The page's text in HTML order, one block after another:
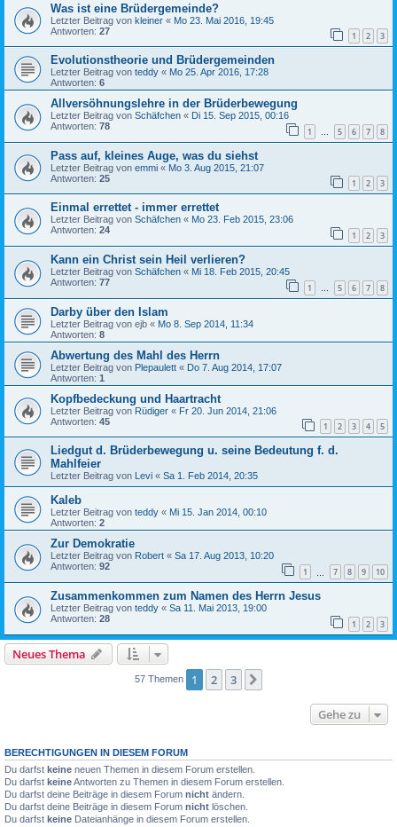
Was ist eine Brüdergemeinde?
Letzter Beitrag von kleiner « Mo 23. Mai 2016, 19:45
Antworten: 27 1 2 3
Evolutionstheorie und Brüdergemeinden
Letzter Beitrag von teddy « Mo 25. Apr 2016, 17:28
Antworten: 6
Allversöhnungslehre in der Brüderbewegung
Letzter Beitrag von Schäfchen « Di 15. Sep 2015, 00:16
Antworten: 78 1 … 5 6 7 8
Pass auf, kleines Auge, was du siehst
Letzter Beitrag von emmi « Mo 3. Aug 2015, 21:07
Antworten: 25 1 2 3
Einmal errettet - immer errettet
Letzter Beitrag von Schäfchen « Mo 23. Feb 2015, 23:06
Antworten: 24 1 2 3
Kann ein Christ sein Heil verlieren?
Letzter Beitrag von Schäfchen « Mi 18. Feb 2015, 20:45
Antworten: 77 1 … 5 6 7 8
Darby über den Islam
Letzter Beitrag von ejb « Mo 8. Sep 2014, 11:34
Antworten: 8
Abwertung des Mahl des Herrn
Letzter Beitrag von Plepaulett « Do 7. Aug 2014, 17:07
Antworten: 1
Kopfbedeckung und Haartracht
Letzter Beitrag von Rüdiger « Fr 20. Jun 2014, 21:06
Antworten: 45 1 2 3 4 5
Liedgut d. Brüderbewegung u. seine Bedeutung f. d.
Mahlfeier
Letzter Beitrag von Levi « Sa 1. Feb 2014, 20:35
Kaleb
Letzter Beitrag von teddy « Mi 15. Jan 2014, 00:10
Antworten: 2
Zur Demokratie
Letzter Beitrag von Robert « Sa 17. Aug 2013, 10:20
Antworten: 92 1 7 8 9 10
Zusammenkommen zum Namen des Herrn Jesus
Letzter Beitrag von teddy « Sa 11. Mai 2013, 19:00
Antworten: 28 1 2 3
Neues Thema
57 Themen 1 2 3
Gehe zu
BERECHTIGUNGEN IN DIESEM FORUM
Du darfst keine neuen Themen in diesem Forum erstellen.
Du darfst keineAntworten zu Themen in diesem Forum erstellen.
Du darfst deine Beiträge in diesem Forum nicht ändern.
Du darfst deine Beiträge in diesem Forum nicht löschen.
Du darfst keine Dateianhänge in diesem Forum erstellen.